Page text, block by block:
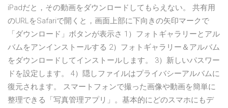
iPadだと，その動画をダウンロードしてもらえない。 共有用
のURLをSafariで開くと，画面上部に下向きの矢印マークで
「ダウンロード」ボタンが表示さ 1）フォトギャラリーとアル
バムをアンインストールする 2）フォトギャラリー＆アルバム
をダウンロードしてインストールします。 3）新しいパスワー
ドを設定します。 4）隠しファイルはプライバシーアルバムに
復元されます。 スマートフォンで撮った画像や動画を簡単に
整理できる「写真管理アプリ」。基本的にどのスマホにもデ